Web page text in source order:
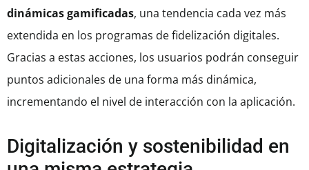
dinámicas gamificadas, una tendencia cada vez más
extendida en los programas de fidelización digitales.
Gracias a estas acciones, los usuarios podrán conseguir
puntos adicionales de una forma más dinámica,
incrementando el nivel de interacción con la aplicación.
Digitalización y sostenibilidad en